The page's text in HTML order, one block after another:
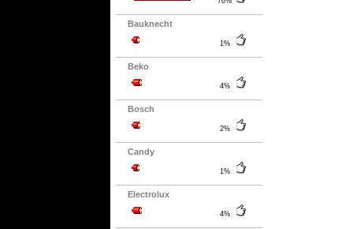
Bauknecht
1%
Beko
4%
Bosch
2%
Candy
1%
Electrolux
4%